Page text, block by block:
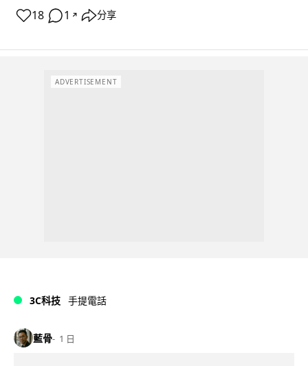
18 1 ↗ 分享
ADVERTISEMENT
3C科技 手提電話
藍骨 1 日